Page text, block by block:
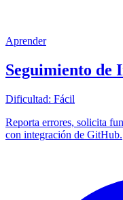
Aprender
Seguimiento de
Dificultad: Fácil
Reporta errores, solicita
con integración de GitHub.